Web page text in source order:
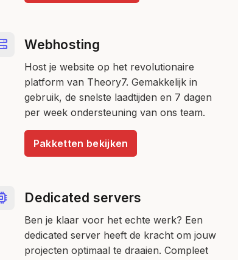
Webhosting
Host je website op het revolutionaire
platform van Theory7. Gemakkelijk in
gebruik, de snelste laadtijden en 7 dagen
per week ondersteuning van ons team.
Pakketten bekijken
Dedicated servers
Ben je klaar voor het echte werk? Een
dedicated server heeft de kracht om jouw
projecten optimaal te draaien. Compleet